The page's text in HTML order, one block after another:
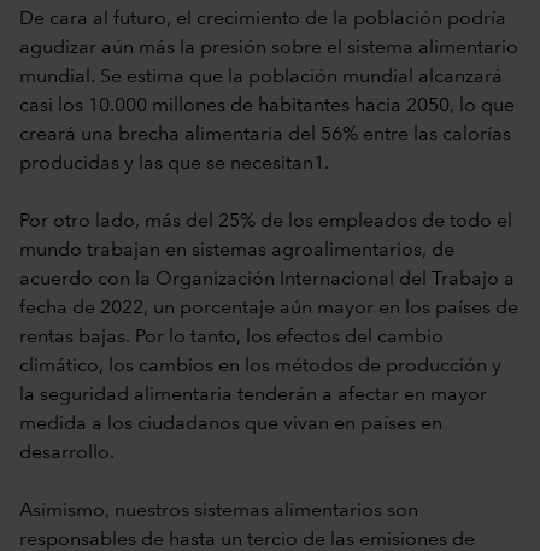
De cara al futuro, el crecimiento de la población podría
agudizar aún más la presión sobre el sistema alimentario
mundial. Se estima que la población mundial alcanzará
casi los 10.000 millones de habitantes hacia 2050, lo que
creará una brecha alimentaria del 56% entre las calorías
producidas y las que se necesitan1.
Por otro lado, más del 25% de los empleados de todo el
mundo trabajan en sistemas agroalimentarios, de
acuerdo con la Organización Internacional del Trabajo a
fecha de 2022, un porcentaje aún mayor en los países de
rentas bajas. Por lo tanto, los efectos del cambio
climático, los cambios en los métodos de producción y
la seguridad alimentaria tenderán a afectar en mayor
medida a los ciudadanos que vivan en países en
desarrollo.
Asimismo, nuestros sistemas alimentarios son
responsables de hasta un tercio de las emisiones de